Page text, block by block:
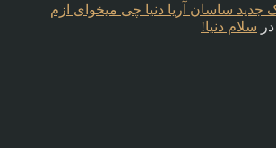
جدید ساسان آریا دنیا چی میخوای ازم
در سلام دنیا!